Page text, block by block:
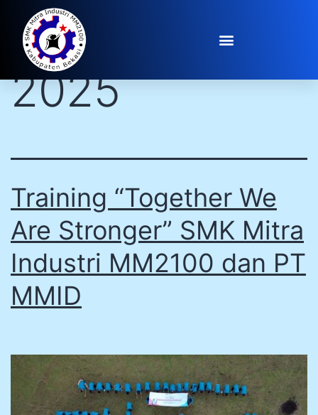
Day:
April 26,
2025
Training “Together We
Are Stronger” SMK Mitra
Industri MM2100 dan PT
MMID